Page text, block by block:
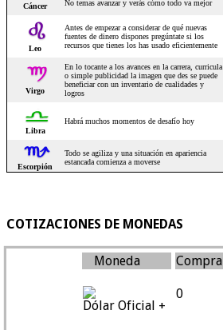
COTIZACIONES DE MONEDAS
Moneda Compra
Dólar Oficial +
0